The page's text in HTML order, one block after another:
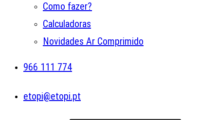
Como fazer?
Calculadoras
Novidades Ar Comprimido
966 111 774
etopi@etopi.pt